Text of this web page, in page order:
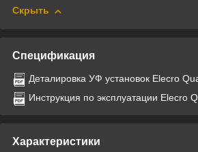
Скрыть
Спецификация
Деталировка УФ установок Elecro
Инструкция по эксплуатации Elecro
Характеристики